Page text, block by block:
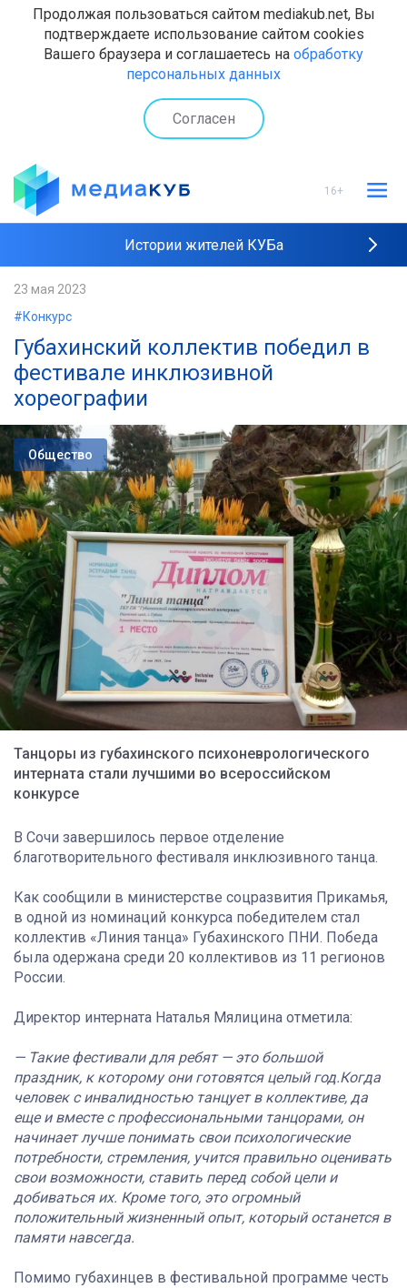
Продолжая пользоваться сайтом mediakub.net, Вы
подтверждаете использование сайтом cookies
Вашего браузера и соглашаетесь на обработку
персональных данных
Согласен
16+
Истории жителей КУБа
23 мая 2023
#Конкурс
Губахинский коллектив победил в
фестивале инклюзивной
хореографии
Общество
Танцоры из губахинского психоневрологического
интерната стали лучшими во всероссийском
конкурсе
В Сочи завершилось первое отделение
благотворительного фестиваля инклюзивного танца.
Как сообщили в министерстве соцразвития Прикамья,
в одной из номинаций конкурса победителем стал
коллектив «Линия танца» Губахинского ПНИ. Победа
была одержана среди 20 коллективов из 11 регионов
России.
Директор интерната Наталья Мялицина отметила:
— Такие фестивали для ребят — это большой
праздник, к которому они готовятся целый год.Когда
человек с инвалидностью танцует в коллективе, да
еще и вместе с профессиональными танцорами, он
начинает лучше понимать свои психологические
потребности, стремления, учится правильно оценивать
свои возможности, ставить перед собой цели и
добиваться их. Кроме того, это огромный
положительный жизненный опыт, который останется в
памяти навсегда.
Помимо губахинцев в фестивальной программе честь